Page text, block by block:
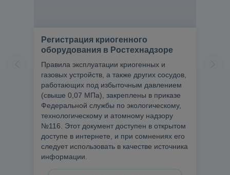
Регистрация криогенного
оборудования в Ростехнадзоре
Правила эксплуатации криогенных и
газовых устройств, а также других сосудов,
работающих под избыточным давлением
(свыше 0,07 МПа), закреплены в приказе
Федеральной службы по экологическому,
технологическому и атомному надзору
№116. Этот документ доступен в открытом
доступе в интернете, и при сомнениях его
следует использовать в качестве источника
информации.